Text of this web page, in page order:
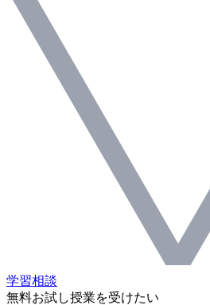
学習相談
無料お試し授業を受けたい